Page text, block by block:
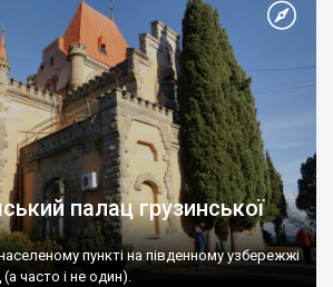
палац грузинської
пункті на південному узбережжі
часто і не один).